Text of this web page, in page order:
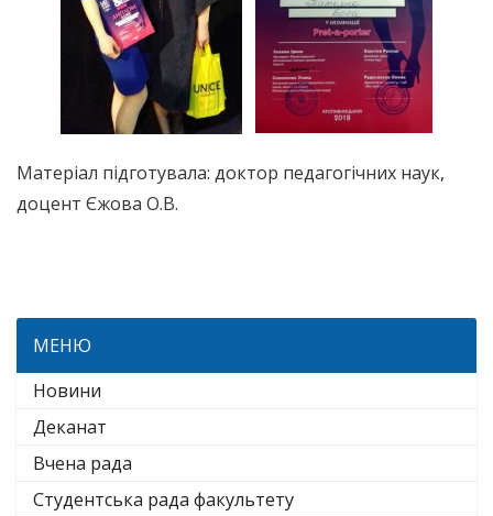
Матеріал підготувала: доктор педагогічних наук,
доцент Єжова О.В.
МЕНЮ
Новини
Деканат
Вчена рада
Студентська рада факультету